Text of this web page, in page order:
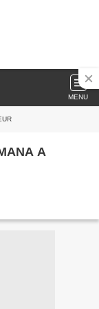
MENU
A